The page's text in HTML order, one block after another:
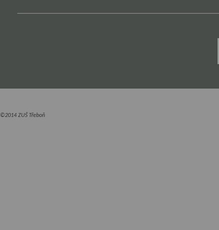
©2014 ZUŠ Třeboň